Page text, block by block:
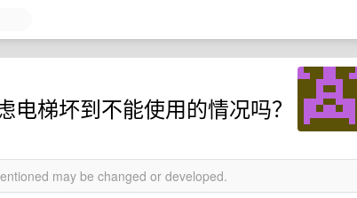
梯坏到不能使用的情况吗？
may be changed or developed.